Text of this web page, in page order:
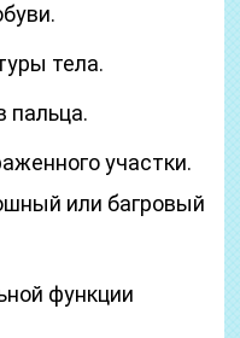
тела.
пальца.
участки.
или багровый
функции